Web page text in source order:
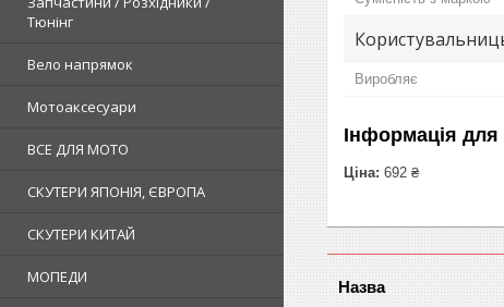
Тюнінг
Вело напрямок
Мотоаксесуари
ВСЕ ДЛЯ МОТО
СКУТЕРИ ЯПОНІЯ, ЄВРОПА
СКУТЕРИ КИТАЙ
МОПЕДИ
Виробляє
Інформація
Ціна: 692 ₴